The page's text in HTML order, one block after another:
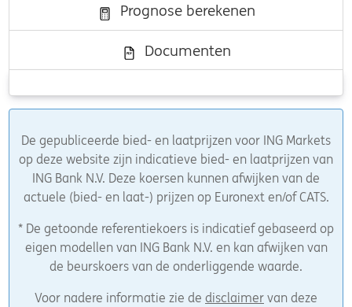
Prognose berekenen
Documenten
De gepubliceerde bied- en laatprijzen voor ING Markets
op deze website zijn indicatieve bied- en laatprijzen van
ING Bank N.V. Deze koersen kunnen afwijken van de
actuele (bied- en laat-) prijzen op Euronext en/of CATS.
* De getoonde referentiekoers is indicatief gebaseerd op
eigen modellen van ING Bank N.V. en kan afwijken van
de beurskoers van de onderliggende waarde.
Voor nadere informatie zie de disclaimer van deze